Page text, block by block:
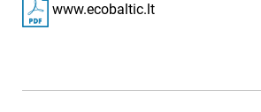
www.ecobaltic.lt